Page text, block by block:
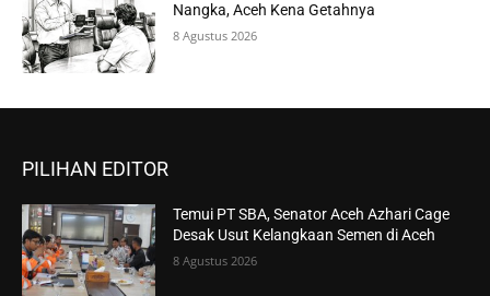
Nangka, Aceh Kena Getahnya
8 Agustus 2026
PILIHAN EDITOR
Temui PT SBA, Senator Aceh Azhari Cage
Desak Usut Kelangkaan Semen di Aceh
8 Agustus 2026